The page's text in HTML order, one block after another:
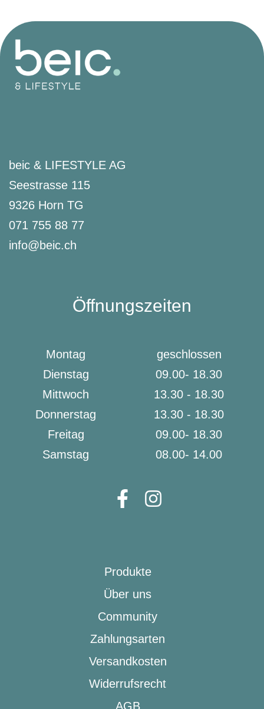
beic & LIFESTYLE AG
Seestrasse 115
9326 Horn TG
071 755 88 77
info@beic.ch
Öffnungszeiten
Montag
geschlossen
Dienstag
09.00- 18.30
Mittwoch
13.30 - 18.30
Donnerstag
13.30 - 18.30
Freitag
09.00- 18.30
Samstag
08.00- 14.00
Produkte
Über uns
Community
Zahlungsarten
Versandkosten
Widerrufsrecht
AGB